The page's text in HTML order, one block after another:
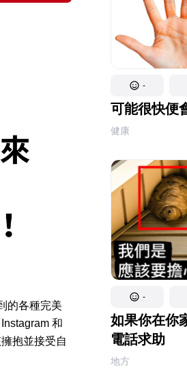
-
可能很快便
健康
-
如果你在你
電話求助
地方
的各種完美
和
抱並接受自